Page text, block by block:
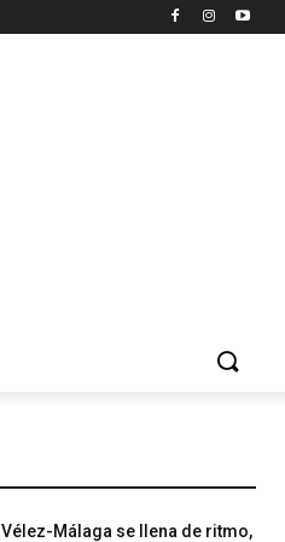
Vélez-Málaga se llena de ritmo,